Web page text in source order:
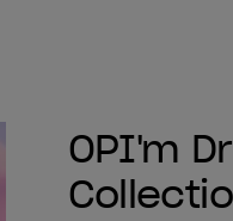
OPI'm